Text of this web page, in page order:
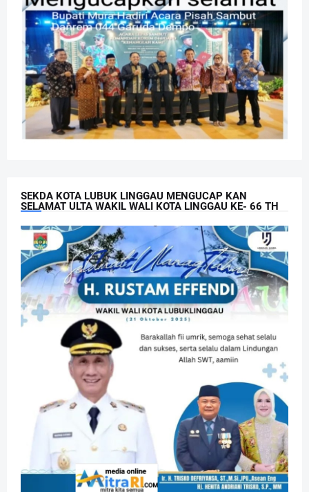
SEKDA KOTA LUBUK LINGGAU MENGUCAP KAN
SELAMAT ULTA WAKIL WALI KOTA LINGGAU KE- 66 TH